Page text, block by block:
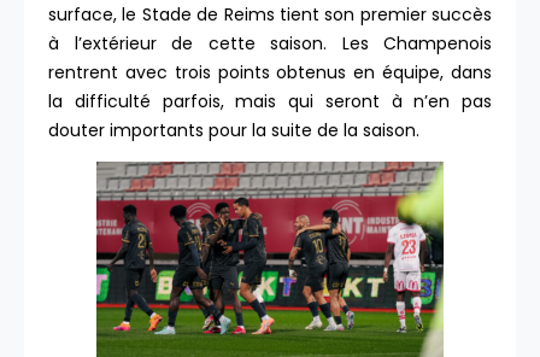
surface, le Stade de Reims tient son premier succès
à l’extérieur de cette saison. Les Champenois
rentrent avec trois points obtenus en équipe, dans
la difficulté parfois, mais qui seront à n’en pas
douter importants pour la suite de la saison.